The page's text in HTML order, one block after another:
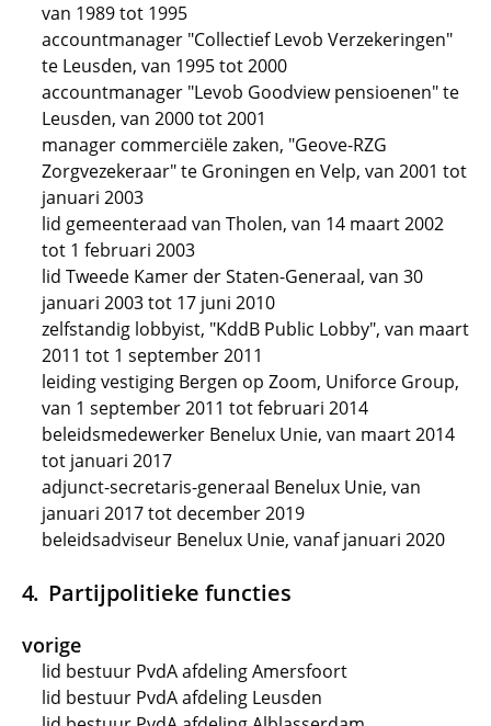
van 1989 tot 1995
accountmanager "Collectief Levob Verzekeringen"
te Leusden, van 1995 tot 2000
accountmanager "Levob Goodview pensioenen" te
Leusden, van 2000 tot 2001
manager commerciële zaken, "Geove-RZG
Zorgvezekeraar" te Groningen en Velp, van 2001 tot
januari 2003
lid gemeenteraad van Tholen, van 14 maart 2002
tot 1 februari 2003
lid Tweede Kamer der Staten-Generaal, van 30
januari 2003 tot 17 juni 2010
zelfstandig lobbyist, "KddB Public Lobby", van maart
2011 tot 1 september 2011
leiding vestiging Bergen op Zoom, Uniforce Group,
van 1 september 2011 tot februari 2014
beleidsmedewerker Benelux Unie, van maart 2014
tot januari 2017
adjunct-secretaris-generaal Benelux Unie, van
januari 2017 tot december 2019
beleidsadviseur Benelux Unie, vanaf januari 2020
Partijpolitieke functies
vorige
lid bestuur PvdA afdeling Amersfoort
lid bestuur PvdA afdeling Leusden